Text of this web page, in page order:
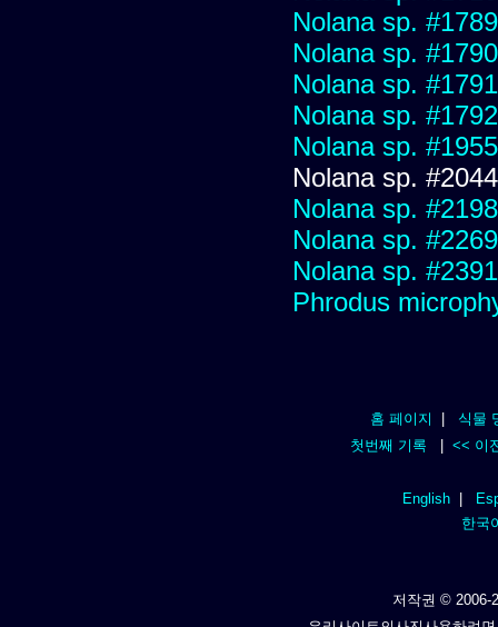
Nolana sp. #1789
Nolana sp. #1790
Nolana sp. #1791
Nolana sp. #1792
Nolana sp. #1955
Nolana sp. #2044
Nolana sp. #2198
Nolana sp.
Nolana sp. #2391
Phrodus
홈 페이지
식물
첫번째 기록
<< 이
English|
한국
저작권 © 2006-